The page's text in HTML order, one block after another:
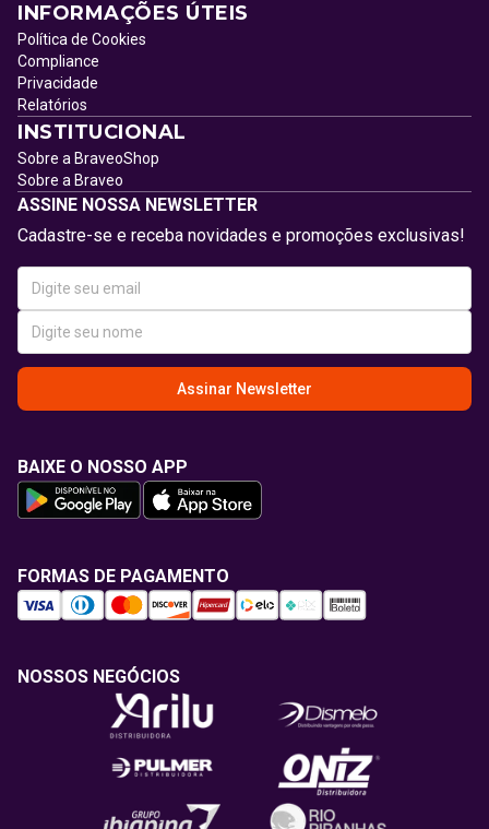
INFORMAÇÕES ÚTEIS
Política de Cookies
Compliance
Privacidade
Relatórios
INSTITUCIONAL
Sobre a BraveoShop
Sobre a Braveo
ASSINE NOSSA NEWSLETTER
Cadastre-se e receba novidades e promoções exclusivas!
Assinar Newsletter
BAIXE O NOSSO APP
FORMAS DE PAGAMENTO
NOSSOS NEGÓCIOS